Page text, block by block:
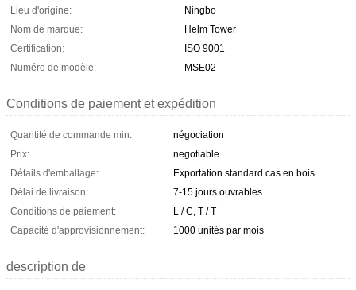
Lieu d'origine:
Ningbo
Nom de marque:
Helm Tower
Certification:
ISO 9001
Numéro de modèle:
MSE02
Conditions de paiement et expédition
Quantité de commande min:
négociation
Prix:
negotiable
Détails d'emballage:
Exportation standard cas en bois
Délai de livraison:
7-15 jours ouvrables
Conditions de paiement:
L / C, T / T
Capacité d'approvisionnement:
1000 unités par mois
description de